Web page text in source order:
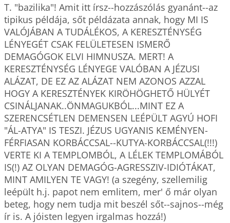
T. "bazilika"! Amit itt írsz--hozzászólás gyanánt--az
tipikus példája, sőt példázata annak, hogy MI IS
VALÓJÁBAN A TUDÁLÉKOS, A KERESZTÉNYSÉG
LÉNYEGÉT CSAK FELÜLETESEN ISMERŐ
DEMAGÓGOK ELVI HIMNUSZA. MERT! A
KERESZTÉNYSÉG LÉNYEGE VALÓBAN A JÉZUSI
ALÁZAT, DE EZ AZ ALÁZAT NEM AZONOS AZZAL
HOGY A KERESZTÉNYEK KIRÖHÖGHETŐ HÜLYÉT
CSINÁLJANAK..ÖNMAGUKBÓL...MINT EZ A
SZERENCSÉTLEN DEMENSEN LEÉPÜLT AGYÚ HOFI
"ÁL-ATYA" IS TESZI. JÉZUS UGYANIS KEMÉNYEN-
FÉRFIASAN KORBÁCCSAL--KUTYA-KORBÁCCSAL(!!!)
VERTE KI A TEMPLOMBÓL, A LÉLEK TEMPLOMÁBÓL
IS(!) AZ OLYAN DEMAGÓG-AGRESSZIV-IDIÓTÁKAT,
MINT AMILYEN TE VAGY! (a szegény, szellemilig
leépült h.j. papot nem emlitem, mer' ő már olyan
beteg, hogy nem tudja mit beszél sőt--sajnos--még
ír is. A jóisten legyen irgalmas hozzá!)